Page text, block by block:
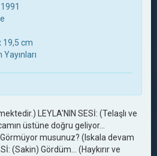
19,5 cm
LEYLA'NIN SESİ: (Telaşlı ve
üstüne doğru geliyor...
musunuz? (Iskala devam
(Sakin) Gördüm... (Haykırır ve